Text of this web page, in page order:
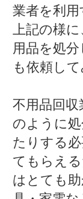
業者を利用
上記の様
用品を処
も依頼し
不用品回
のように
たりする
てもらえ
はとても